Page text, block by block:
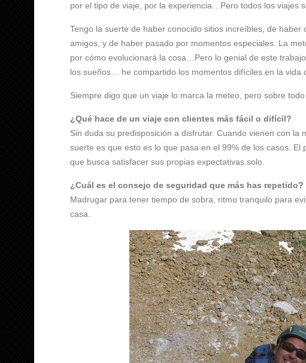
por el tipo de viaje, por la experiencia…Pero todos los viajes
Tengo la suerte de haber conocido sitios increíbles, de
amigos, y de haber pasado por momentos especiales. La
por cómo evolucionará la cosa…Pero lo genial de este
los sueños… he compartido los momentos difíciles en la vida
Siempre digo que un viaje lo marca la meteo, pero sobre todo
¿Qué hace de un viaje con clientes más fácil o difícil?
Sin duda su predisposición a disfrutar. Cuando vienen con
suerte es que esto es lo que pasa en el 99% de los casos.
que busca satisfacer sus propias expectativas solo.
¿Cuál es el consejo de seguridad que más has repetido?
Madrugar para tener tiempo de sobra, ritmo tranquilo para
casa.